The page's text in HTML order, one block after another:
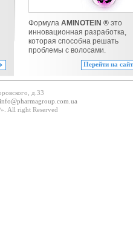
Формула AMINOTEIN ® это
инновационная разработка,
которая способна решать
проблемы с волосами.
Перейти на сайт
д.33
info@pharmagroup.com.ua
All right Reserved